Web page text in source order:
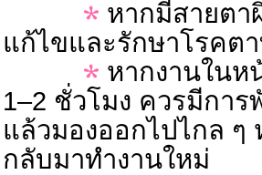
หากมีสายตา
แก้ไขและรักษาโรคต
หากงานในห
1–2 ชั่วโมง ควรมีกา
แล้วมองออกไปไกล ๆ
กลับมาทำงานใหม่